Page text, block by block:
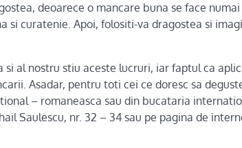
deoarece o mancare buna se face numai
si curatenie. Apoi, folositi-va dragostea si
al nostru stiu aceste lucruri, iar faptul ca
Asadar, pentru toti cei ce doresc sa
– romaneasca sau din bucataria
Saulescu, nr. 32 – 34 sau pe pagina de